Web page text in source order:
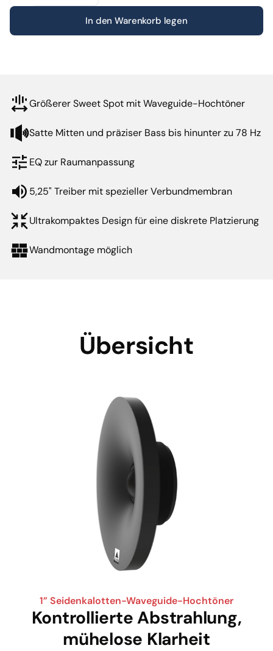
In den Warenkorb legen
Größerer Sweet Spot mit Waveguide-Hochtöner
Satte Mitten und präziser Bass bis hinunter zu 78 Hz
EQ zur Raumanpassung
5,25" Treiber mit spezieller Verbundmembran
Ultrakompaktes Design für eine diskrete Platzierung
Wandmontage möglich
Übersicht
1” Seidenkalotten-Waveguide-Hochtöner
Kontrollierte Abstrahlung,
mühelose Klarheit